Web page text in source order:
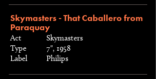
Skymasters - That Caballero from
Paraquay
Act
Skymasters
Type
7", 1958
Label
Philips